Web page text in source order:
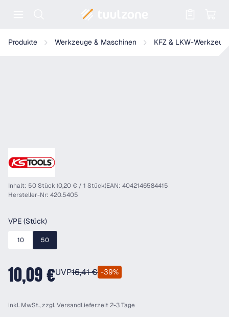
Produkte Werkzeuge & Maschinen KFZ & LKW-
KS Tools Haltebügel-Clip für Mazda
Inhalt: 50 Stück (0,20 € / 1 Stück)EAN: 4042146584415
Hersteller-Nr: 420.5405
VPE (Stück)auswählen
10 50
10,09 €UVP16,41 € -39%
inkl. MwSt., zzgl.VersandLieferzeit 2-3 Tage